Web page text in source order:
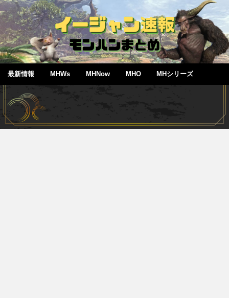
最新情報 MHWs MHNow MHO MHシリーズ